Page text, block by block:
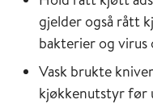
gjelder også rått
bakterier og
Vask brukte
kjøkkenutstyr før